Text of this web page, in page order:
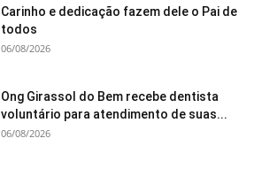
Carinho e dedicação fazem dele o Pai de
todos
06/08/2026
Ong Girassol do Bem recebe dentista
voluntário para atendimento de suas...
06/08/2026